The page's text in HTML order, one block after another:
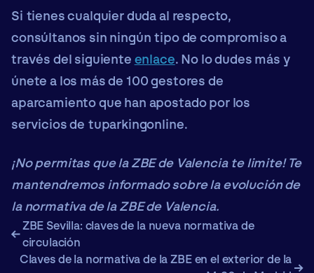
Si tienes cualquier duda al respecto,
consúltanos sin ningún tipo de compromiso a
través del siguiente enlace. No lo dudes más y
únete a los más de 100 gestores de
aparcamiento que han apostado por los
servicios de tuparkingonline.
¡No permitas que la ZBE de Valencia te limite! Te
mantendremos informado sobre la evolución de
la normativa de la ZBE de Valencia.
ZBE Sevilla: claves de la nueva normativa de
circulación
Claves de la normativa de la ZBE en el exterior de la